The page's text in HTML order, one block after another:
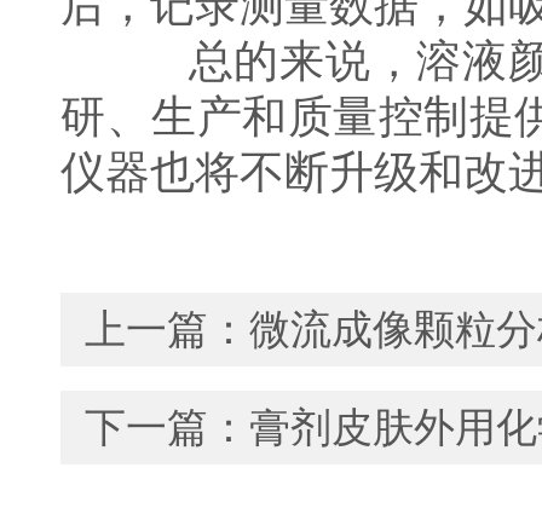
总的来说，溶液颜
研、生产和质量控制提
仪器也将不断升级和改
上一篇： 微流成像颗粒
下一篇： 膏剂皮肤外用